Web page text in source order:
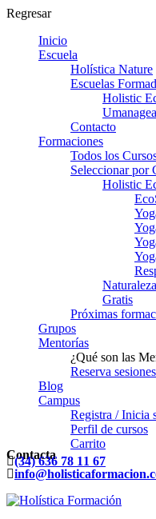
Regresar
Inicio
Escuela
Holística Nature
Escuelas
Holistic
Umanagea
Contacto
Formaciones
Todos los
Seleccionar por
Holistic
Gratis
Próximas
Grupos
Mentorías
¿Qué son las
Reserva
Blog
Campus
Registra / Inicia
Perfil de cursos
Carrito
Contacta
(34) 636 78 11 67